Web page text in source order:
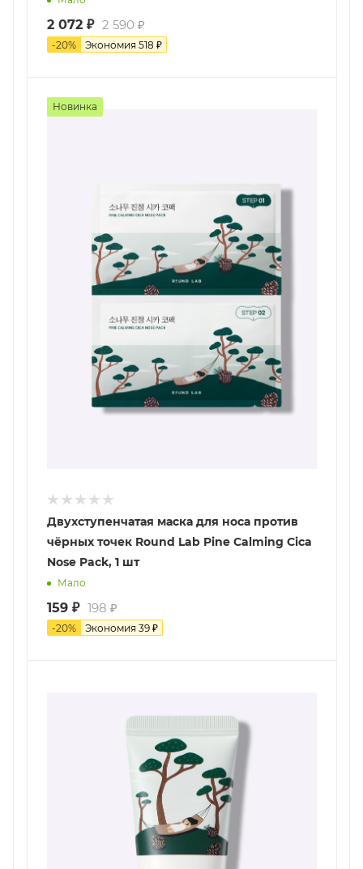
2 072 ₽ 2 590 ₽
-20% Экономия 518 ₽
Новинка
Двухступенчатая маска для носа против
чёрных точек Round Lab Pine Calming Cica
Nose Pack, 1 шт
Мало
159 ₽ 198 ₽
-20% Экономия 39 ₽